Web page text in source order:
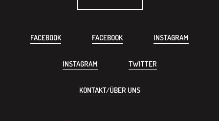
FACEBOOK FACEBOOK INSTAGRAM
INSTAGRAM TWITTER
KONTAKT/ÜBER UNS